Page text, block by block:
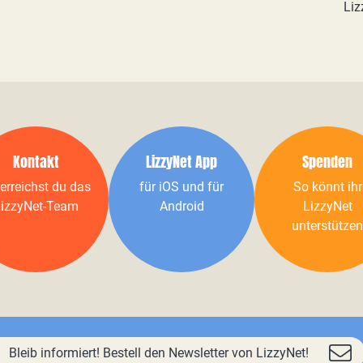
Kontakt
du das
Team
LizzyNet App
für iOS und für
Android
Spenden
So könnt ihr
LizzyNet
unterstützen
Bleib informiert! Bestell den Newsletter von LizzyNet!